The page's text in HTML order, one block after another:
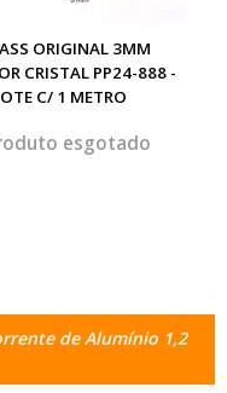
ORIGINAL 3MM
CRISTAL PP24-888 -
C/ 1 METRO
esgotado
de Alumínio 1,2